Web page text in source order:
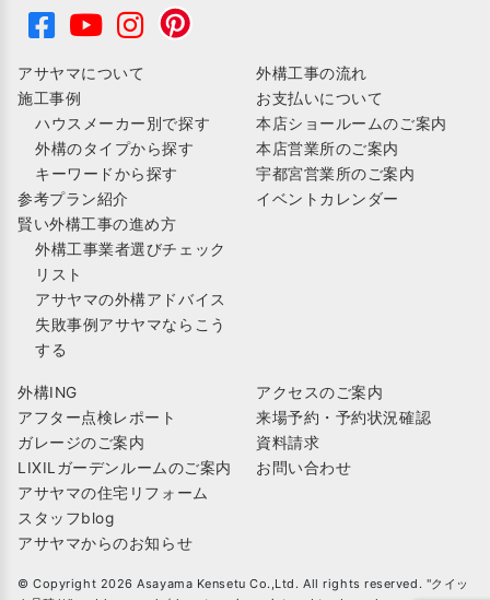
アサヤマについて
施工事例
ハウスメーカー別で探す
外構のタイプから探す
キーワードから探す
参考プラン紹介
賢い外構工事の進め方
外構工事業者選びチェック
リスト
アサヤマの外構アドバイス
失敗事例アサヤマならこう
する
外構工事の流れ
お支払いについて
本店ショールームのご案内
本店営業所のご案内
宇都宮営業所のご案内
イベントカレンダー
外構ING
アフター点検レポート
ガレージのご案内
LIXILガーデンルームのご案内
アサヤマの住宅リフォーム
スタッフblog
アサヤマからのお知らせ
アクセスのご案内
来場予約・予約状況確認
資料請求
お問い合わせ
© Copyright 2026 Asayama Kensetu Co.,Ltd. All rights reserved. "クイッ